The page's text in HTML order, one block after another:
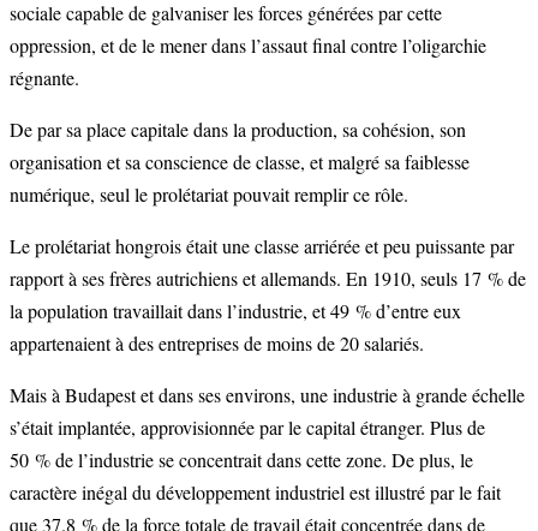
sociale capable de galvaniser les forces générées par cette
oppression, et de le mener dans l’assaut final contre l’oligarchie
régnante.
De par sa place capitale dans la production, sa cohésion, son
organisation et sa conscience de classe, et malgré sa faiblesse
numérique, seul le prolétariat pouvait remplir ce rôle.
Le prolétariat hongrois était une classe arriérée et peu puissante par
rapport à ses frères autrichiens et allemands. En 1910, seuls 17 % de
la population travaillait dans l’industrie, et 49 % d’entre eux
appartenaient à des entreprises de moins de 20 salariés.
Mais à Budapest et dans ses environs, une industrie à grande échelle
s’était implantée, approvisionnée par le capital étranger. Plus de
50 % de l’industrie se concentrait dans cette zone. De plus, le
caractère inégal du développement industriel est illustré par le fait
que 37.8 % de la force totale de travail était concentrée dans de